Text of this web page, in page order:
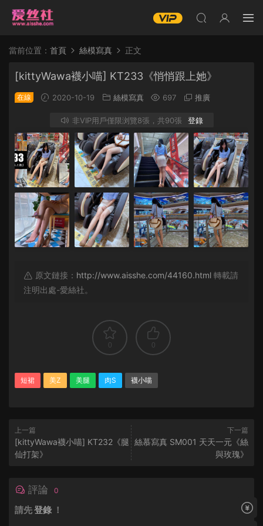
當前位置： 首頁 絲模寫真 正文
[kittyWawa襪小喵] KT233《悄悄跟上她》
在線 2020-10-19 絲模寫真 697 推廣
非VIP用戶僅限浏覽8張，共90張 登錄
原文鏈接： http://www.aisshe.com/44160.html 轉載請
注明出處-愛絲社。
0 0
短裙 美Z 美腿 肉S 襪小喵
上一篇
[kittyWawa襪小喵] KT232《腿
仙打架》
下一篇
絲慕寫真 SM001 天天一元《絲
與玫瑰》
評論 0
請先登錄 ！